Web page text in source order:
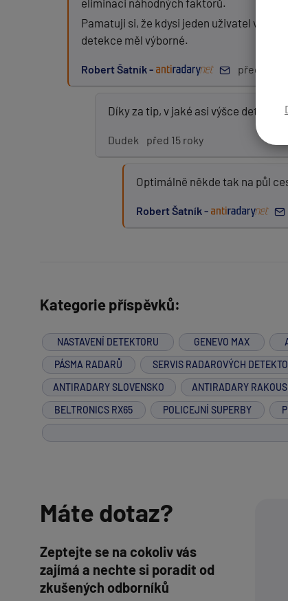
eliminaci náhodných faktorů.
Pamatuji si, že kdysi jeden uživatel vozil
detekce měl výborné.
Robert Šatník - před 15 roky
Díky za tip, v jaké asi výšce
Dudek před 15 roky
Optimálně někde tak na půl
Robert Šatník -
Kategorie příspěvků:
NASTAVENÍ DETEKTORU GENEVO MAX
PÁSMA RADARŮ
SERVIS RADAROVÝCH
ANTIRADARY SLOVENSKO
ANTIRADARY
BELTRONICS RX65
POLICEJNÍ SUPERBY
Máte dotaz?
Zeptejte se na cokoliv vás
zajímá a nechte si poradit od
zkušených odborníků